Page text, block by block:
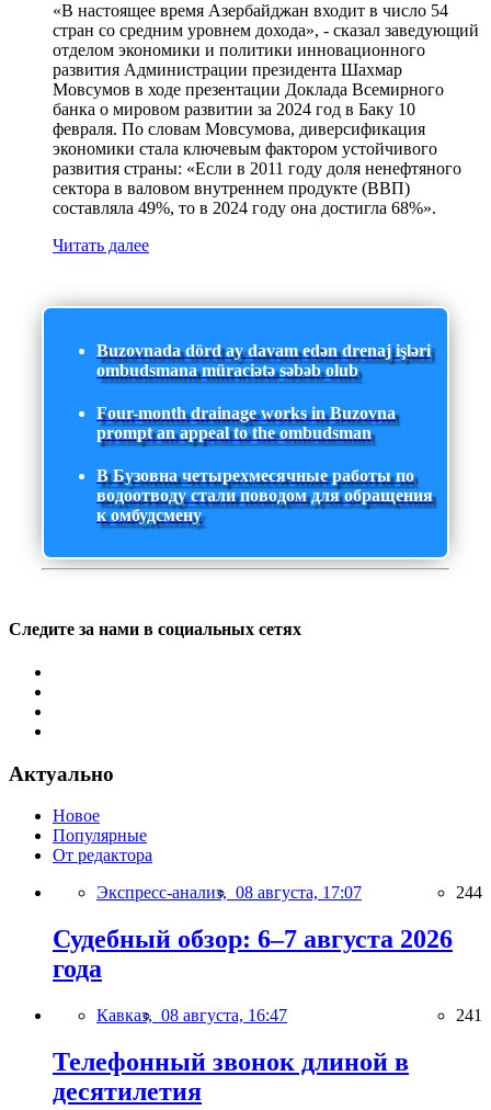
«В настоящее время Азербайджан входит в число 54
стран со средним уровнем дохода», - сказал заведующий
отделом экономики и политики инновационного
развития Администрации президента Шахмар
Мовсумов в ходе презентации Доклада Всемирного
банка о мировом развитии за 2024 год в Баку 10
февраля. По словам Мовсумова, диверсификация
экономики стала ключевым фактором устойчивого
развития страны: «Если в 2011 году доля ненефтяного
сектора в валовом внутреннем продукте (ВВП)
составляла 49%, то в 2024 году она достигла 68%».
Читать далее
Buzovnada dörd ay davam edən drenaj işləri
ombudsmana müraciətə səbəb olub
Four-month drainage works in Buzovna
prompt an appeal to the ombudsman
В Бузовна четырехмесячные работы по
водоотводу стали поводом для обращения
к омбудсмену
Следите за нами в социальных сетях
Актуально
Новое
Популярные
От редактора
Экспресс-анализ, 08 августа, 17:07 244
Судебный обзор: 6–7 августа 2026
года
Кавказ, 08 августа, 16:47 241
Телефонный звонок длиной в
десятилетия